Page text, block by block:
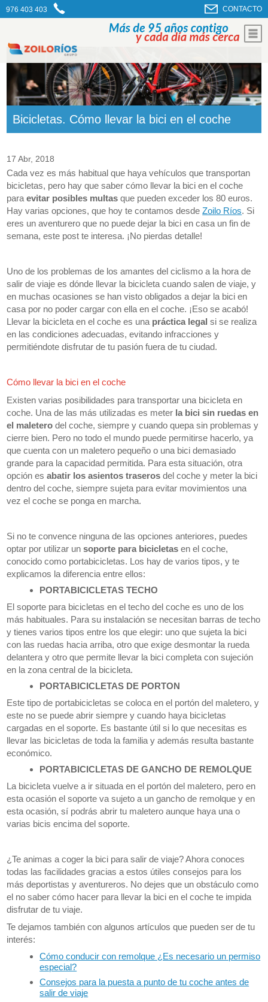
976 403 403 CONTACTO
Bicicletas. Cómo llevar la bici en el coche
17 Abr, 2018
Cada vez es más habitual que haya vehículos que transportan
bicicletas, pero hay que saber cómo llevar la bici en el coche
paraevitar posibles multas que pueden exceder los 80 euros.
Hay varias opciones, que hoy te contamos desdeZoilo Ríos. Si
eres un aventurero que no puede dejar la bici en casa un fin de
semana, este post te interesa. ¡No pierdas detalle!
Uno de los problemas de los amantes del ciclismo a la hora de
salir de viaje es dónde llevar la bicicleta cuando salen de viaje, y
en muchas ocasiones se han visto obligados a dejar la bici en
casa por no poder cargar con ella en el coche. ¡Eso se acabó!
Llevar la bicicleta en el coche es una práctica legal si se realiza
en las condiciones adecuadas, evitando infracciones y
permitiéndote disfrutar de tu pasión fuera de tu ciudad.
Cómo llevar la bici en el coche
Existen varias posibilidades para transportar una bicicleta en
coche. Una de las más utilizadas es meter la bici sin ruedas en
el maletero del coche, siempre y cuando quepa sin problemas y
cierre bien. Pero no todo el mundo puede permitirse hacerlo, ya
que cuenta con un maletero pequeño o una bici demasiado
grande para la capacidad permitida. Para esta situación, otra
opción esabatir los asientos traseros del coche y meter la bici
dentro del coche, siempre sujeta para evitar movimientos una
vez el coche se ponga en marcha.
Si no te convence ninguna de las opciones anteriores, puedes
optar por utilizar unsoporte para bicicletas en el coche,
conocido como portabicicletas. Los hay de varios tipos, y te
explicamos la diferencia entre ellos:
PORTABICICLETAS TECHO
El soporte para bicicletas en el techo del coche es uno de los
más habituales. Para su instalación se necesitan barras de techo
y tienes varios tipos entre los que elegir: uno que sujeta la bici
con las ruedas hacia arriba, otro que exige desmontar la rueda
delantera y otro que permite llevar la bici completa con sujeción
en la zona central de la bicicleta.
PORTABICICLETAS DE PORTON
Este tipo de portabicicletas se coloca en el portón del maletero, y
este no se puede abrir siempre y cuando haya bicicletas
cargadas en el soporte. Es bastante útil si lo que necesitas es
llevar las bicicletas de toda la familia y además resulta bastante
económico.
PORTABICICLETAS DE GANCHO DE REMOLQUE
La bicicleta vuelve a ir situada en el portón del maletero, pero en
esta ocasión el soporte va sujeto a un gancho de remolque y en
esta ocasión, sí podrás abrir tu maletero aunque haya una o
varias bicis encima del soporte.
¿Te animas a coger la bici para salir de viaje? Ahora conoces
todas las facilidades gracias a estos útiles consejos para los
más deportistas y aventureros. No dejes que un obstáculo como
el no saber cómo hacer para llevar la bici en el coche te impida
disfrutar de tu viaje.
Te dejamos también con algunos artículos que pueden ser de tu
interés:
Cómo conducir con remolque ¿Es necesario un permiso
especial?
Consejos para la puesta a punto de tu coche antes de
salir de viaje